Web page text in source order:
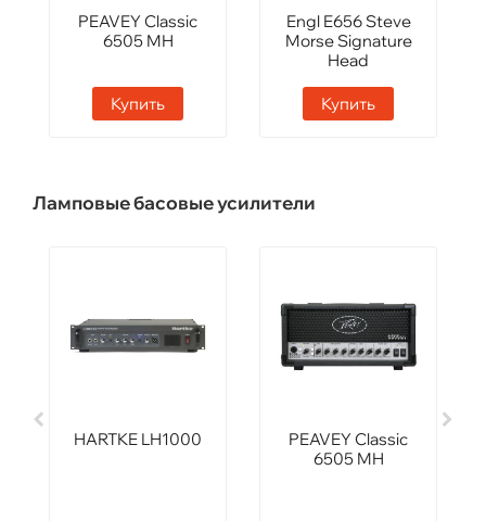
PEAVEY Classic
6505 MH
Купить
Engl E656 Steve
Morse Signature
Head
Купить
Ламповые басовые усилители
HARTKE LH1000
PEAVEY Classic
6505 MH